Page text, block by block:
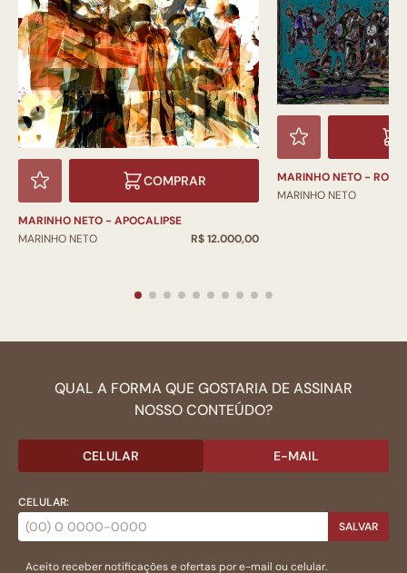
COMPRAR
MARINHO NETO - APOCALIPSE
MARINHO NETO
R$ 12.000,00
MARINHO NETO - ROMA
MARINHO NETO
QUAL A FORMA QUE GOSTARIA DE ASSINAR
NOSSO CONTEÚDO?
CELULAR E-MAIL
CELULAR:
SALVAR
Aceito receber notificações e ofertas por e-mail ou celular.